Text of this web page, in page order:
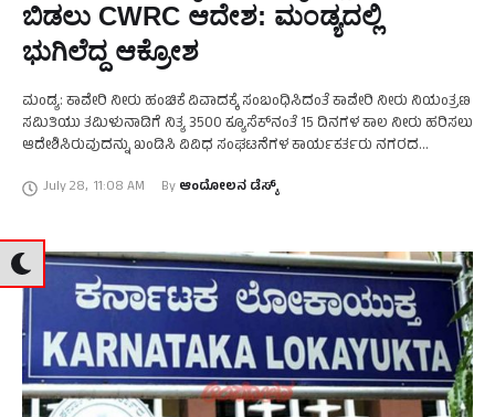
ಬಿಡಲು CWRC ಆದೇಶ: ಮಂಡ್ಯದಲ್ಲಿ
ಭುಗಿಲೆದ್ದ ಆಕ್ರೋಶ
ಮಂಡ್ಯ: ಕಾವೇರಿ ನೀರು ಹಂಚಿಕೆ ವಿವಾದಕ್ಕೆ ಸಂಬಂಧಿಸಿದಂತೆ ಕಾವೇರಿ ನೀರು ನಿಯಂತ್ರಣ
ಸಮಿತಿಯು ತಮಿಳುನಾಡಿಗೆ ನಿತ್ಯ 3500 ಕ್ಯೂಸೆಕ್‌ನಂತೆ 15 ದಿನಗಳ ಕಾಲ ನೀರು ಹರಿಸಲು
ಆದೇಶಿಸಿರುವುದನ್ನು ಖಂಡಿಸಿ ವಿವಿಧ ಸಂಘಟನೆಗಳ ಕಾರ್ಯಕರ್ತರು ನಗರದ
July 28, 11:08 AM By ಆಂದೋಲನ ಡೆಸ್ಕ್